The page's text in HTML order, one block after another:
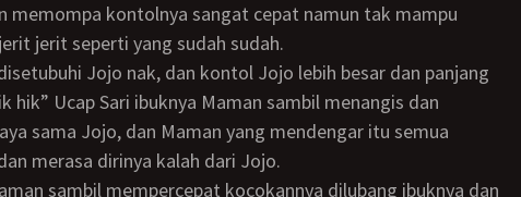
memompa kontolnya sangat cepat namun tak mampu
jerit seperti yang sudah sudah.
hik” Ucap Sari ibuknya Maman sambil menangis dan
sama Jojo, dan Maman yang mendengar itu semua
merasa dirinya kalah dari Jojo.